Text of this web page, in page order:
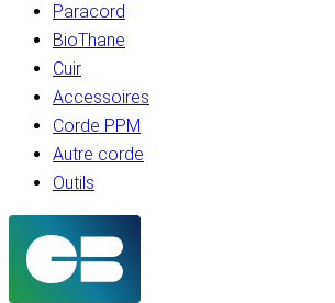
Paracord
BioThane
Cuir
Accessoires
Corde PPM
Autre corde
Outils